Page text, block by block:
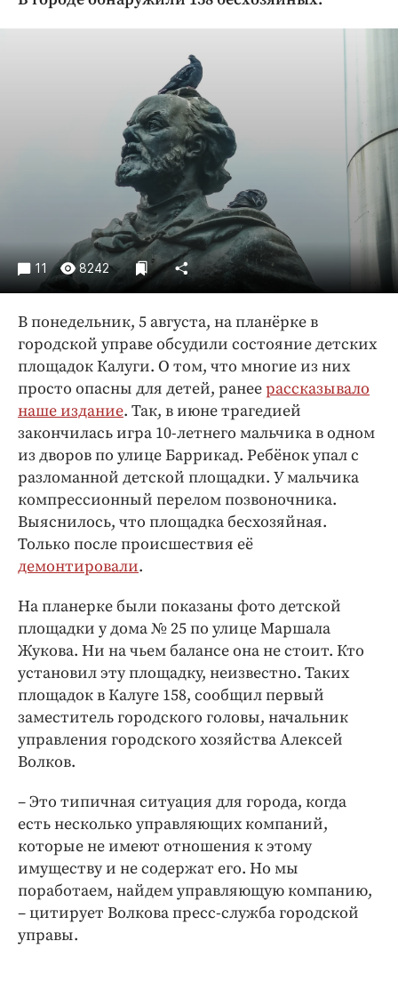
Криминал
Недвижимость и ЖКХ
Образование
Общество
Праздники
Происшествия
Спорт
Экономика и бизнес
ПРОЕКТЫ
Блоги
Издания
Медиаперсона
Интересное чтиво
Клиника года
Бренд года
Работодатель года
11 8242
В понедельник, 5 августа, на планёрке в
городской управе обсудили состояние детских
площадок Калуги. О том, что многие из них
просто опасны для детей, ранеерассказывало
наше издание. Так, в июне трагедией
закончилась игра 10-летнего мальчика в одном
из дворов по улице Баррикад. Ребёнок упал с
разломанной детской площадки. У мальчика
компрессионный перелом позвоночника.
Выяснилось, что площадка бесхозяйная.
Только после происшествия её
демонтировали.
На планерке были показаны фото детской
площадки у дома № 25 по улице Маршала
Жукова. Ни на чьем балансе она не стоит. Кто
установил эту площадку, неизвестно. Таких
площадок в Калуге 158, сообщил первый
заместитель городского головы, начальник
управления городского хозяйства Алексей
Волков.
– Это типичная ситуация для города, когда
есть несколько управляющих компаний,
которые не имеют отношения к этому
имуществу и не содержат его. Но мы
поработаем, найдем управляющую компанию,
– цитирует Волкова пресс-служба городской
управы.